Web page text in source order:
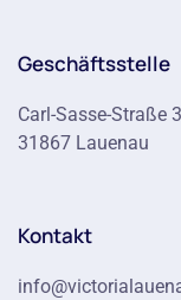
Geschäftsstelle
Carl-Sasse-Straße 3
31867 Lauenau
Kontakt